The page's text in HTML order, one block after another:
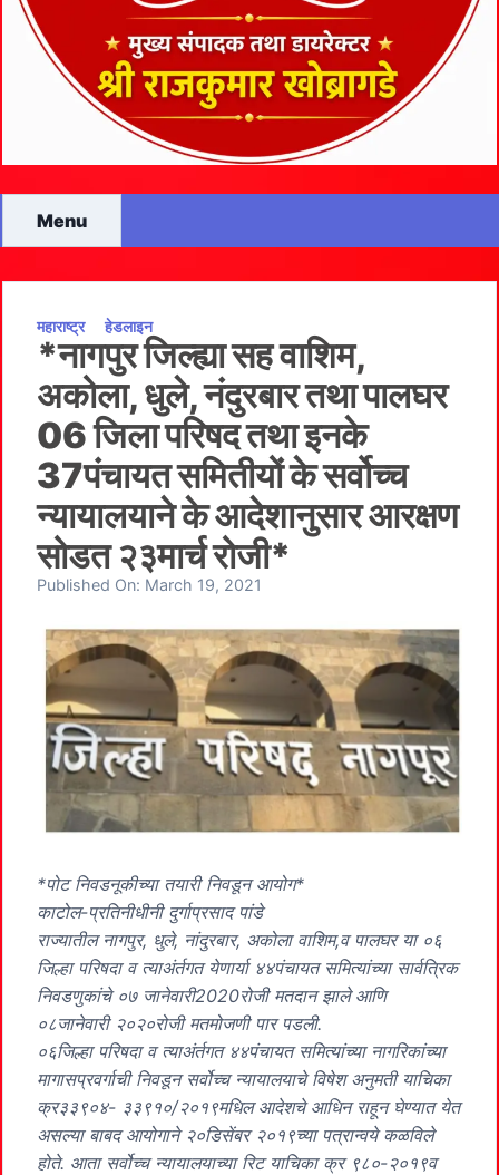
Menu
महाराष्ट्र हेडलाइन
*नागपुर जिल्ह्या सह वाशिम,
अकोला, धुले, नंदुरबार तथा पालघर
06 जिला परिषद तथा इनके
37पंचायत समितीयों के सर्वोच्च
न्यायालयाने के आदेशानुसार आरक्षण
सोडत २३मार्च रोजी*
Published On: March 19, 2021
*पोट निवडनूकीच्या तयारी निवडून आयोग*
काटोल-प्रतिनीधीनी दुर्गाप्रसाद पांडे
राज्यातील नागपुर, धुले, नांदुरबार, अकोला वाशिम,व पालघर या ०६
जिल्हा परिषदा व त्याअंर्तगत येणार्या ४४पंचायत समित्यांच्या सार्वत्रिक
निवडणुकांचे ०७ जानेवारी2020रोजी मतदान झाले आणि
०८जानेवारी २०२०रोजी मतमोजणी पार पडली.
०६जिल्हा परिषदा व त्याअंर्तगत ४४पंचायत समित्यांच्या नागरिकांच्या
मागासप्रवर्गाची निवडून सर्वोच्च न्यायालयाचे विषेश अनुमती याचिका
क्र३३९०४- ३३९१०/२०१९मधिल आदेशचे आधिन राहून घेण्यात येत
असल्या बाबद आयोगाने २०डिसेंबर २०१९च्या पत्रान्वये कळविले
होते. आता सर्वोच्च न्यायालयाच्या रिट याचिका क्र ९८०-२०१९व